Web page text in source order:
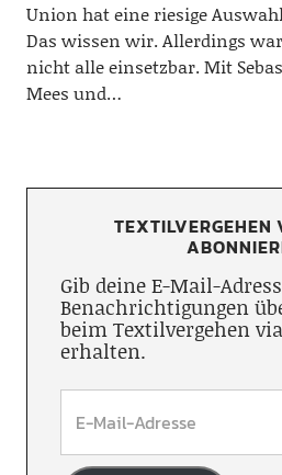
Union hat eine riesige
Das wissen wir. Allerdings
nicht alle einsetzbar. Mit
Mees und…
Gib deine E-Mail-
Benachrichtigungen
beim Textilvergehen
erhalten.